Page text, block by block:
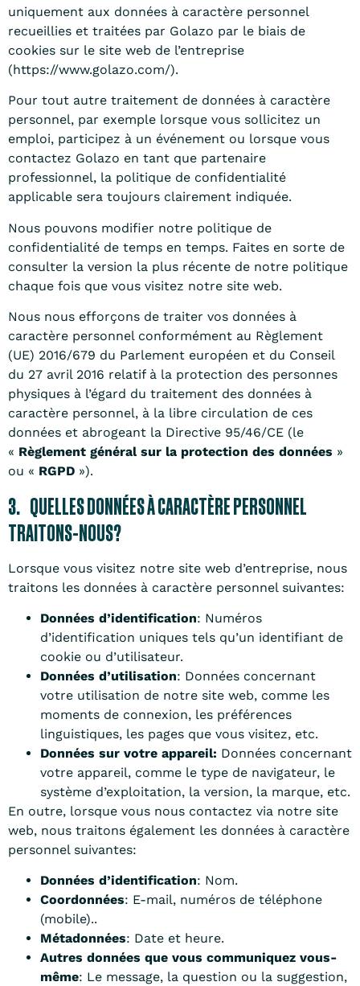
uniquement aux données à caractère personnel
recueillies et traitées par Golazo par le biais de
cookies sur le site web de l’entreprise
(https://www.golazo.com/).
Pour tout autre traitement de données à caractère
personnel, par exemple lorsque vous sollicitez un
emploi, participez à un événement ou lorsque vous
contactez Golazo en tant que partenaire
professionnel, la politique de confidentialité
applicable sera toujours clairement indiquée.
Nous pouvons modifier notre politique de
confidentialité de temps en temps. Faites en sorte de
consulter la version la plus récente de notre politique
chaque fois que vous visitez notre site web.
Nous nous efforçons de traiter vos données à
caractère personnel conformément au Règlement
(UE) 2016/679 du Parlement européen et du Conseil
du 27 avril 2016 relatif à la protection des personnes
physiques à l’égard du traitement des données à
caractère personnel, à la libre circulation de ces
données et abrogeant la Directive 95/46/CE (le
« Règlement général sur la protection des données »
ou « RGPD »).
3. QUELLES DONNÉES À CARACTÈRE PERSONNEL
TRAITONS-NOUS?
Lorsque vous visitez notre site web d’entreprise, nous
traitons les données à caractère personnel suivantes:
Données d’identification: Numéros
d’identification uniques tels qu’un identifiant de
cookie ou d’utilisateur.
Données d’utilisation: Données concernant
votre utilisation de notre site web, comme les
moments de connexion, les préférences
linguistiques, les pages que vous visitez, etc.
Données sur votre appareil: Données concernant
votre appareil, comme le type de navigateur, le
système d’exploitation, la version, la marque, etc.
En outre, lorsque vous nous contactez via notre site
web, nous traitons également les données à caractère
personnel suivantes:
Données d’identification: Nom.
Coordonnées: E-mail, numéros de téléphone
(mobile)..
Métadonnées: Date et heure.
Autres données que vous communiquez vous-
même: Le message, la question ou la suggestion,